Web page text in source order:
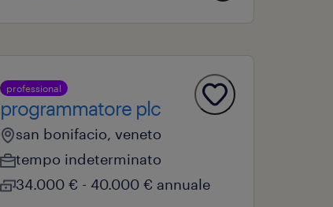
professional
programmatore plc
san bonifacio, veneto
tempo indeterminato
34.000 € - 40.000 € annuale